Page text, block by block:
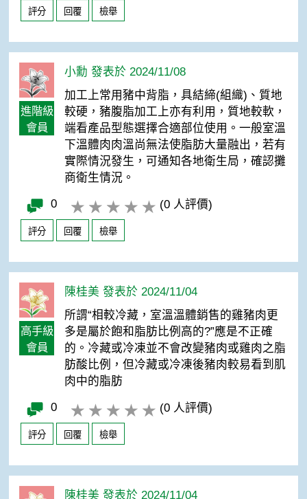
評分 回覆 檢舉
進階級
會員
小勳 發表於 2024/11/08
加工上常用豬中背脂，具結締(組織)、質地
較硬，豬腹脂加工上亦有利用，質地較軟，
端看產品型態選擇合適部位使用。一般室溫
下溫體肉肉溫尚無法使脂肪大量融出，若有
實際情況發生，可通知各地衛生局，確認攤
商衛生情況。
0 (0 人評價)
評分 回覆 檢舉
高手級
會員
陳桂美 發表於 2024/11/04
所謂“相較冷藏，室溫溫體銷售的雞豬肉更
多是屬於飽和脂肪比例高的?”應是不正確
的。冷藏或冷凍並不會改變豬肉或雞肉之脂
肪酸比例，但冷藏或冷凍後豬肉較易看到肌
肉中的脂肪
0 (0 人評價)
評分 回覆 檢舉
陳桂美 發表於 2024/11/04